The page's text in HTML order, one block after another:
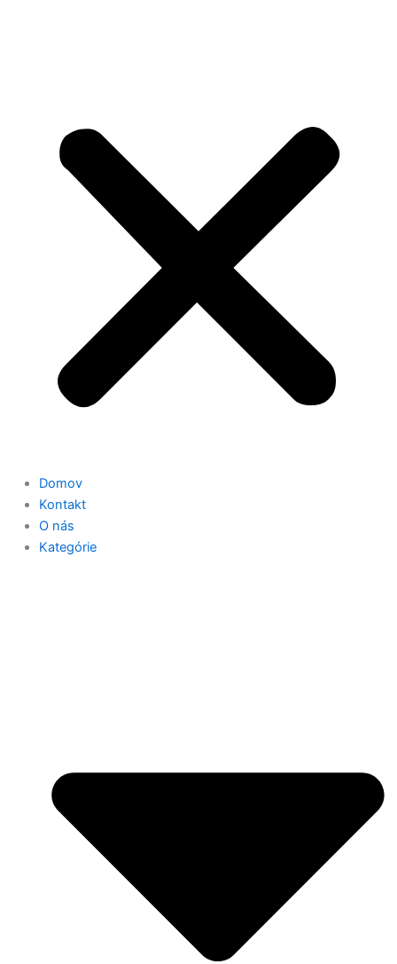
Domov
Kontakt
O nás
Kategórie